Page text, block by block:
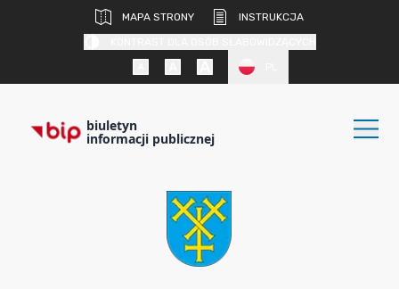
MAPA STRONY
INSTRUKCJA
biuletyn
informacji publicznej